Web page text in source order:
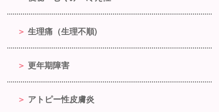
生理痛（生理不順)
更年期障害
アトピー性皮膚炎